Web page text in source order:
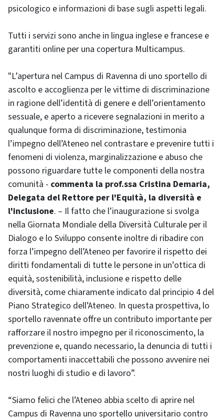
psicologico e informazioni di base sugli aspetti legali.
Tutti i servizi sono anche in lingua inglese e francese e
garantiti online per una copertura Multicampus.
"L’apertura nel Campus di Ravenna di uno sportello di
ascolto e accoglienza per le vittime di discriminazione
in ragione dell’identità di genere e dell’orientamento
sessuale, e aperto a ricevere segnalazioni in merito a
qualunque forma di discriminazione, testimonia
l’impegno dell’Ateneo nel contrastare e prevenire tutti i
fenomeni di violenza, marginalizzazione e abuso che
possono riguardare tutte le componenti della nostra
comunità - commenta la prof.ssa Cristina Demaria,
Delegata del Rettore per l'Equità, la diversità e
l'inclusione. – Il fatto che l’inaugurazione si svolga
nella Giornata Mondiale della Diversità Culturale per il
Dialogo e lo Sviluppo consente inoltre di ribadire con
forza l’impegno dell’Ateneo per favorire il rispetto dei
diritti fondamentali di tutte le persone in un’ottica di
equità, sostenibilità, inclusione e rispetto delle
diversità, come chiaramente indicato dal principio 4 del
Piano Strategico dell’Ateneo. In questa prospettiva, lo
sportello ravennate offre un contributo importante per
rafforzare il nostro impegno per il riconoscimento, la
prevenzione e, quando necessario, la denuncia di tutti i
comportamenti inaccettabili che possono avvenire nei
nostri luoghi di studio e di lavoro”.
“Siamo felici che l’Ateneo abbia scelto di aprire nel
Campus di Ravenna uno sportello universitario contro